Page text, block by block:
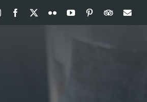
InstagramFacebook FlickrYouTubePinterest